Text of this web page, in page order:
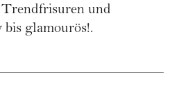
Trendfrisuren und
glamourös!.